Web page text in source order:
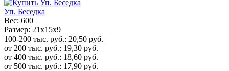
Уп. Беседка
Вес: 600
Размер: 21х15х9
100-200 тыс. руб.: 20,50 руб.
от 200 тыс. руб.: 19,30 руб.
от 400 тыс. руб.: 18,60 руб.
от 500 тыс. руб.: 17,90 руб.